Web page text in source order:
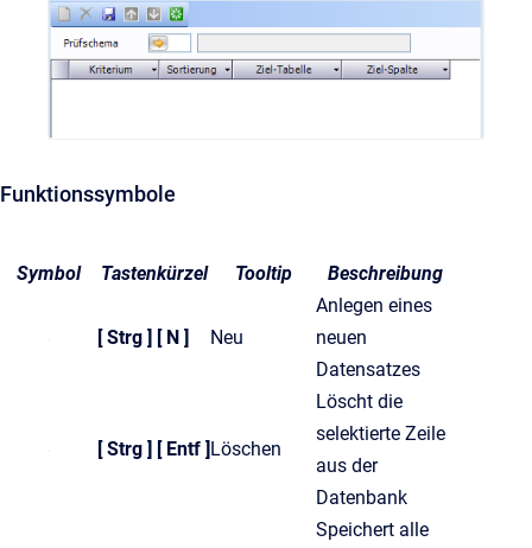
Funktionssymbole
Symbol Tastenkürzel Tooltip Beschreibung
[ Strg ] [ N ] Neu
Anlegen eines
neuen
Datensatzes
[ Strg ] [ Entf ]Löschen
Löscht die
selektierte Zeile
aus der
Datenbank
Speichert alle